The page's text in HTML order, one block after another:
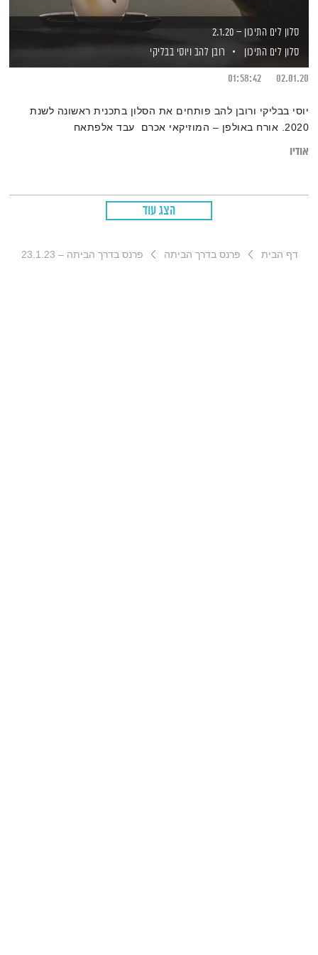
סלון לים התיכון – 2.1.20
סלון לים התיכון
רובן להב ויוסי בבליקי
02.01.20
01:58:42
יוסי בבליקי ורובן להב פותחים את הסלון בתכנית ראשונה לשנת
2020. אורח באולפן – המוזיקאי אכרם עבד אלפתאח
אודיו
הצג עוד
דף הבית פרנס בדרך הביתה פרנס בדרך הביתה – 23.1.23